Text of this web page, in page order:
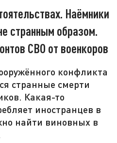
Наёмники
странным образом.
СВО от военкоров
конфликта
странные смерти
Какая-то
иностранцев в
найти виновных в